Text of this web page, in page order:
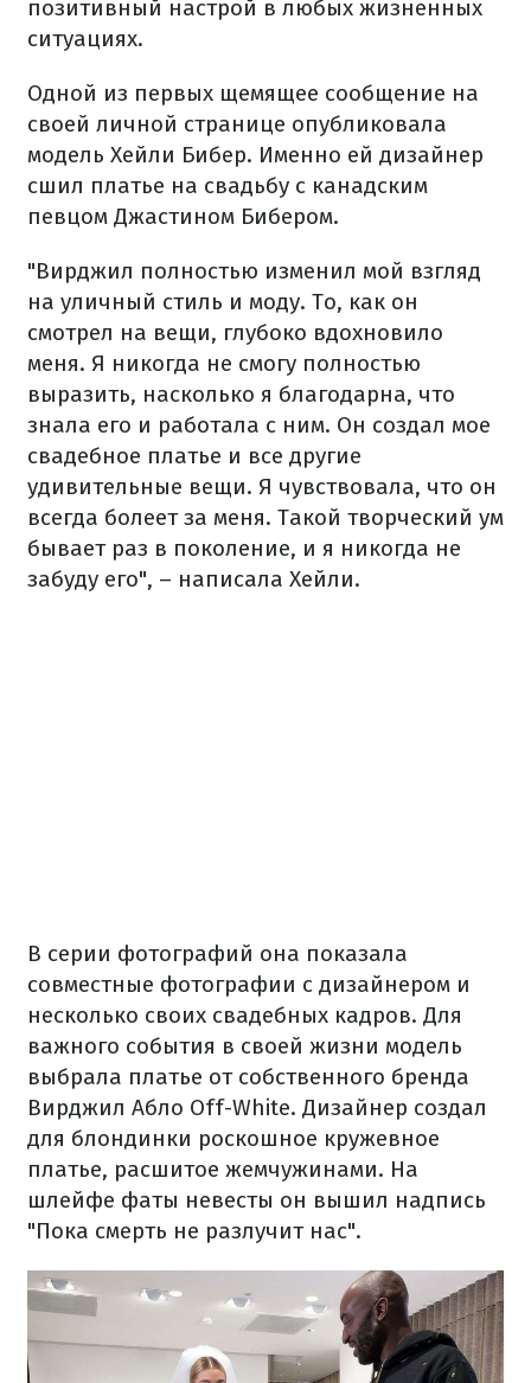
позитивный настрой в любых жизненных
ситуациях.
Одной из первых щемящее сообщение на
своей личной странице опубликовала
модель Хейли Бибер. Именно ей дизайнер
сшил платье на свадьбу с канадским
певцом Джастином Бибером.
"Вирджил полностью изменил мой взгляд
на уличный стиль и моду. То, как он
смотрел на вещи, глубоко вдохновило
меня. Я никогда не смогу полностью
выразить, насколько я благодарна, что
знала его и работала с ним. Он создал мое
свадебное платье и все другие
удивительные вещи. Я чувствовала, что он
всегда болеет за меня. Такой творческий ум
бывает раз в поколение, и я никогда не
забуду его", – написала Хейли.
В серии фотографий она показала
совместные фотографии с дизайнером и
несколько своих свадебных кадров. Для
важного события в своей жизни модель
выбрала платье от собственного бренда
Вирджил Абло Off-White. Дизайнер создал
для блондинки роскошное кружевное
платье, расшитое жемчужинами. На
шлейфе фаты невесты он вышил надпись
"Пока смерть не разлучит нас".